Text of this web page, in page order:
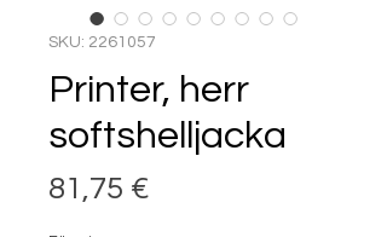
SKU: 2261057
Printer, herr
softshelljacka
81,75 €